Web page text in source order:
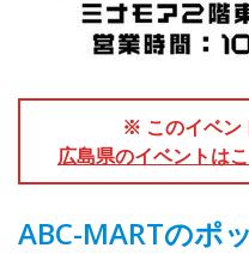
※ このイベン
広島県のイベントは
ABC-MARTのポ